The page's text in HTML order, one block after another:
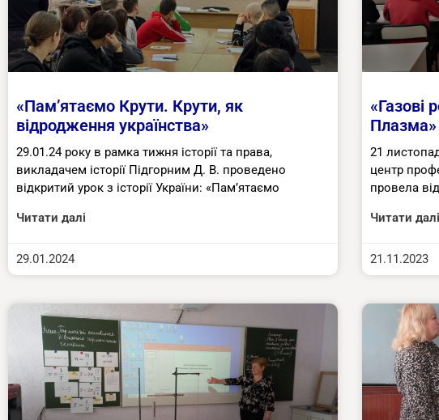
«Пам’ятаємо Крути. Крути, як
відродження українства»
29.01.24 року в рамка тижня історії та права,
викладачем історії Підгорним Д. В. проведено
відкритий урок з історії України: «Пам’ятаємо
Читати далі
29.01.2024
«Газові
Плазма»
21
центр
провела
Читати далі
21.11.2023